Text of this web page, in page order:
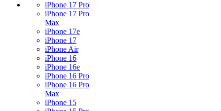
iPhone 17 Pro
iPhone 17 Pro
Max
iPhone 17e
iPhone 17
iPhone Air
iPhone 16
iPhone 16e
iPhone 16 Pro
iPhone 16 Pro
Max
iPhone 15